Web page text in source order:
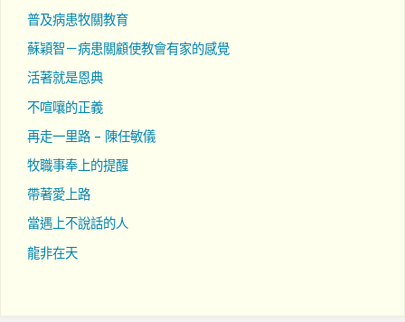
普及病患牧關教育
蘇穎智－病患關顧使教會有家的感覺
活著就是恩典
不喧嚷的正義
再走一里路 – 陳任敏儀
牧職事奉上的提醒
帶著愛上路
當遇上不說話的人
龍非在天